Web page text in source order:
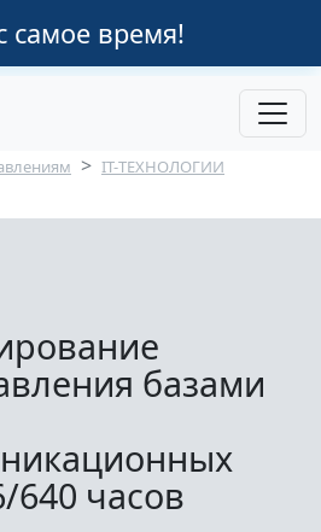
самое время!
IT-ТЕХНОЛОГИИ
базами
640 часов